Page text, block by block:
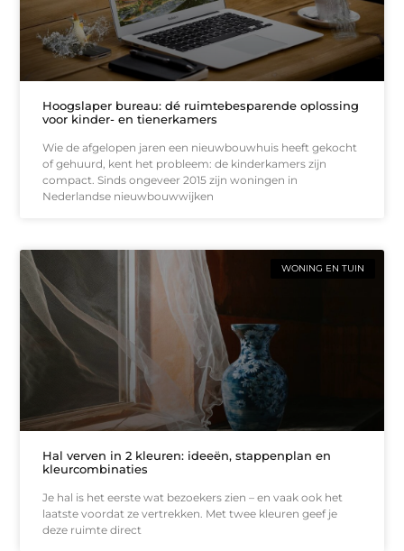
Hoogslaper bureau: dé ruimtebesparende oplossing
voor kinder- en tienerkamers
Wie de afgelopen jaren een nieuwbouwhuis heeft gekocht
of gehuurd, kent het probleem: de kinderkamers zijn
compact. Sinds ongeveer 2015 zijn woningen in
Nederlandse nieuwbouwwijken
WONING EN TUIN
Hal verven in 2 kleuren: ideeën, stappenplan en
kleurcombinaties
Je hal is het eerste wat bezoekers zien – en vaak ook het
laatste voordat ze vertrekken. Met twee kleuren geef je
deze ruimte direct